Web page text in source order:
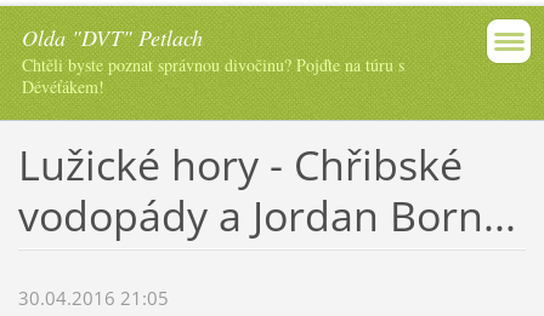
Olda "DVT" Petlach
Chtěli byste poznat správnou divočinu? Pojďte na túru s
Dévéťákem!
Lužické hory - Chřibské
vodopády a Jordan Born...
30.04.2016 21:05